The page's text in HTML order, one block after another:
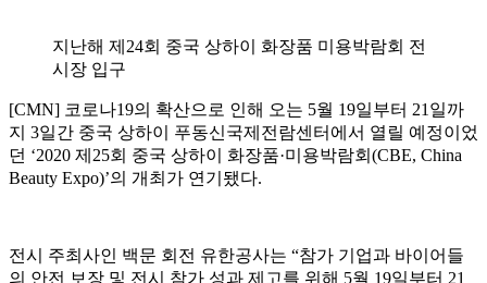
지난해 제24회 중국 상하이 화장품 미용박람회 전
시장 입구
[CMN] 코로나19의 확산으로 인해 오는 5월 19일부터 21일까
지 3일간 중국 상하이 푸동신국제전람센터에서 열릴 예정이었
던 ‘2020 제25회 중국 상하이 화장품·미용박람회(CBE, China
Beauty Expo)’의 개최가 연기됐다.
전시 주최사인 백문 회전 유한공사는 “참가 기업과 바이어들
의 안전 보장 및 전시 참가 성과 제고를 위해 5월 19일부터 21